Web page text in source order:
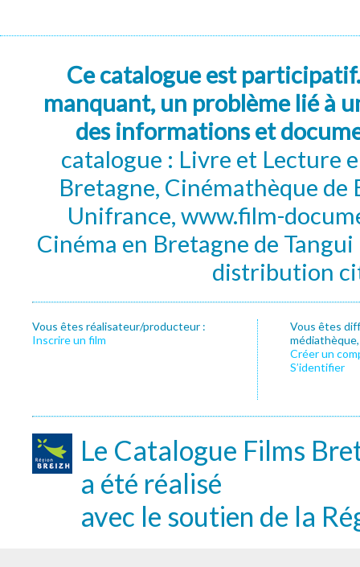
Ce catalogue est
manquant, un problème lié à
des informations et
catalogue : Livre et Lecture
Bretagne, Cinémathèque de
Unifrance, www.film-
Cinéma en Bretagne de
distribution
Vous êtes réalisateur/producteur :
Inscrire un film
Vous êtes
Créer un
S’identifier
Le Catalogue Films
a été réalisé
avec le soutien de la